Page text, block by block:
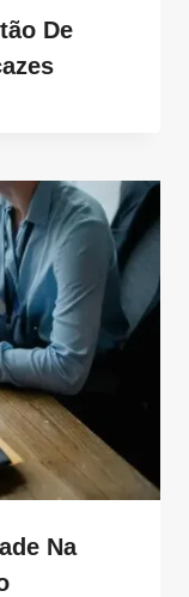
De
Na